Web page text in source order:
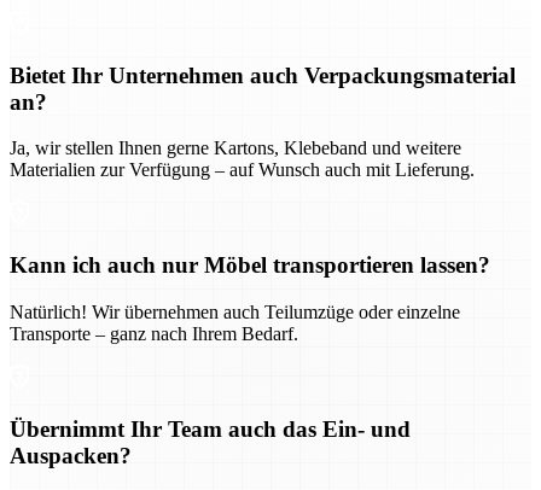
Bietet Ihr Unternehmen auch Verpackungsmaterial
an?
Ja, wir stellen Ihnen gerne Kartons, Klebeband und weitere
Materialien zur Verfügung – auf Wunsch auch mit Lieferung.
Kann ich auch nur Möbel transportieren lassen?
Natürlich! Wir übernehmen auch Teilumzüge oder einzelne
Transporte – ganz nach Ihrem Bedarf.
Übernimmt Ihr Team auch das Ein- und
Auspacken?